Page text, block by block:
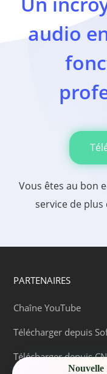
audio
Vous êtes au bon
service de
PARTENAIRES
Chaîne YouTube
Télécharger depuis
Télécharger depuis
Nouvelle